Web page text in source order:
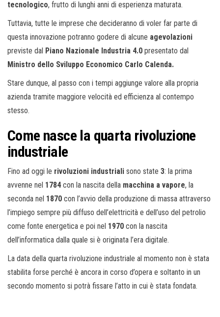
tecnologico, frutto di lunghi anni di esperienza maturata.
Tuttavia, tutte le imprese che decideranno di voler far parte di
questa innovazione potranno godere di alcune agevolazioni
previste dal Piano Nazionale Industria 4.0 presentato dal
Ministro dello Sviluppo Economico Carlo Calenda.
Stare dunque, al passo con i tempi aggiunge valore alla propria
azienda tramite maggiore velocità ed efficienza al contempo
stesso.
Come nasce la quarta rivoluzione
industriale
Fino ad oggi le rivoluzioni industriali sono state 3: la prima
avvenne nel 1784con la nascita della macchina a vapore, la
seconda nel 1870 con l’avvio della produzione di massa attraverso
l’impiego sempre più diffuso dell’elettricità e dell’uso del petrolio
come fonte energetica e poi nel 1970 con la nascita
dell’informatica dalla quale si è originata l’era digitale.
La data della quarta rivoluzione industriale al momento non è stata
stabilita forse perché è ancora in corso d’opera e soltanto in un
secondo momento si potrà fissare l’atto in cui è stata fondata.